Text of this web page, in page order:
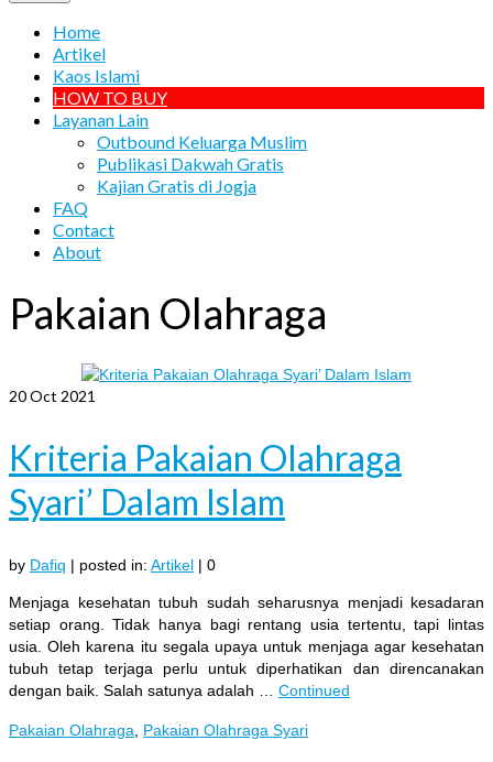
Home
Artikel
Kaos Islami
HOW TO BUY
Layanan Lain
Outbound Keluarga Muslim
Publikasi Dakwah Gratis
Kajian Gratis di Jogja
FAQ
Contact
About
Pakaian Olahraga
20Oct 2021
Kriteria Pakaian Olahraga
Syari’ Dalam Islam
by Dafiq | posted in: Artikel | 0
Menjaga kesehatan tubuh sudah seharusnya menjadi kesadaran
setiap orang. Tidak hanya bagi rentang usia tertentu, tapi lintas
usia. Oleh karena itu segala upaya untuk menjaga agar kesehatan
tubuh tetap terjaga perlu untuk diperhatikan dan direncanakan
dengan baik. Salah satunya adalah … Continued
Pakaian Olahraga Pakaian Olahraga Syari